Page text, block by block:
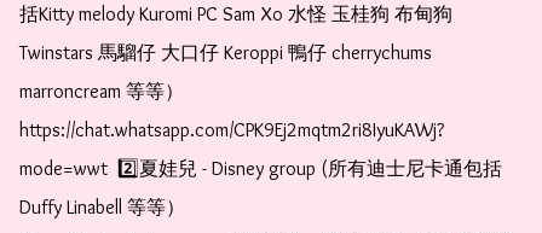
括Kitty melody Kuromi PC Sam Xo 水怪 玉桂狗 布甸狗
Twinstars 馬騮仔 大口仔 Keroppi 鴨仔 cherrychums
marroncream 等等）
https://chat.whatsapp.com/CPK9Ej2mqtm2ri8IyuKAWj?
mode=wwt  2️⃣夏娃兒 - Disney group (所有迪士尼卡通包括
Duffy Linabell 等等）